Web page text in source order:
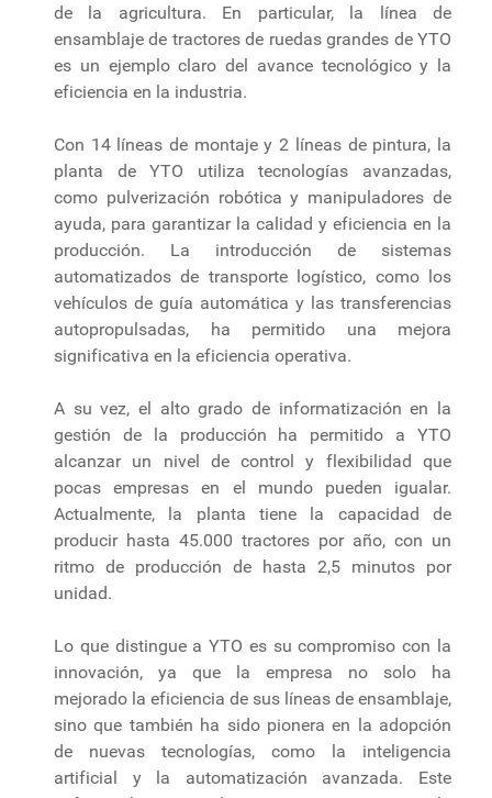
de la agricultura. En particular, la línea de
ensamblaje de tractores de ruedas grandes de YTO
es un ejemplo claro del avance tecnológico y la
eficiencia en la industria.
Con 14 líneas de montaje y 2 líneas de pintura, la
planta de YTO utiliza tecnologías avanzadas,
como pulverización robótica y manipuladores de
ayuda, para garantizar la calidad y eficiencia en la
producción. La introducción de sistemas
automatizados de transporte logístico, como los
vehículos de guía automática y las transferencias
autopropulsadas, ha permitido una mejora
significativa en la eficiencia operativa.
A su vez, el alto grado de informatización en la
gestión de la producción ha permitido a YTO
alcanzar un nivel de control y flexibilidad que
pocas empresas en el mundo pueden igualar.
Actualmente, la planta tiene la capacidad de
producir hasta 45.000 tractores por año, con un
ritmo de producción de hasta 2,5 minutos por
unidad.
Lo que distingue a YTO es su compromiso con la
innovación, ya que la empresa no solo ha
mejorado la eficiencia de sus líneas de ensamblaje,
sino que también ha sido pionera en la adopción
de nuevas tecnologías, como la inteligencia
artificial y la automatización avanzada. Este